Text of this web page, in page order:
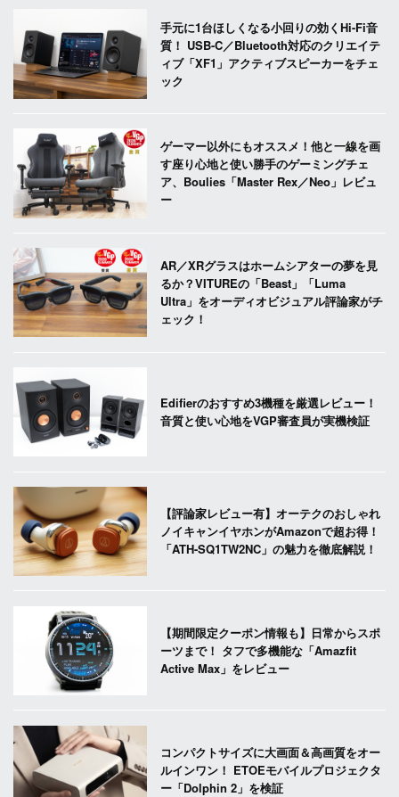
手元に1台ほしくなる小回りの効くHi-Fi音
質！ USB-C／Bluetooth対応のクリエイテ
ィブ「XF1」アクティブスピーカーをチェ
ック
ゲーマー以外にもオススメ！他と一線を画
す座り心地と使い勝手のゲーミングチェ
ア、Boulies「Master Rex／Neo」レビュ
ー
AR／XRグラスはホームシアターの夢を見
るか？VITUREの「Beast」「Luma
Ultra」をオーディオビジュアル評論家がチ
ェック！
Edifierのおすすめ3機種を厳選レビュー！
音質と使い心地をVGP審査員が実機検証
【評論家レビュー有】オーテクのおしゃれ
ノイキャンイヤホンがAmazonで超お得！
「ATH-SQ1TW2NC」の魅力を徹底解説！
【期間限定クーポン情報も】日常からスポ
ーツまで！ タフで多機能な「Amazfit
Active Max」をレビュー
コンパクトサイズに大画面＆高画質をオー
ルインワン！ ETOEモバイルプロジェクタ
ー「Dolphin 2」を検証